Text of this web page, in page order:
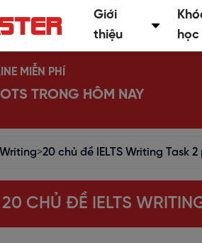
Giới
thiệu
học
MIỄN PHÍ
TRONG HÔM NAY
Writing>20 chủ đề IELTS Writing Task
20 CHỦ ĐỀ IELTS